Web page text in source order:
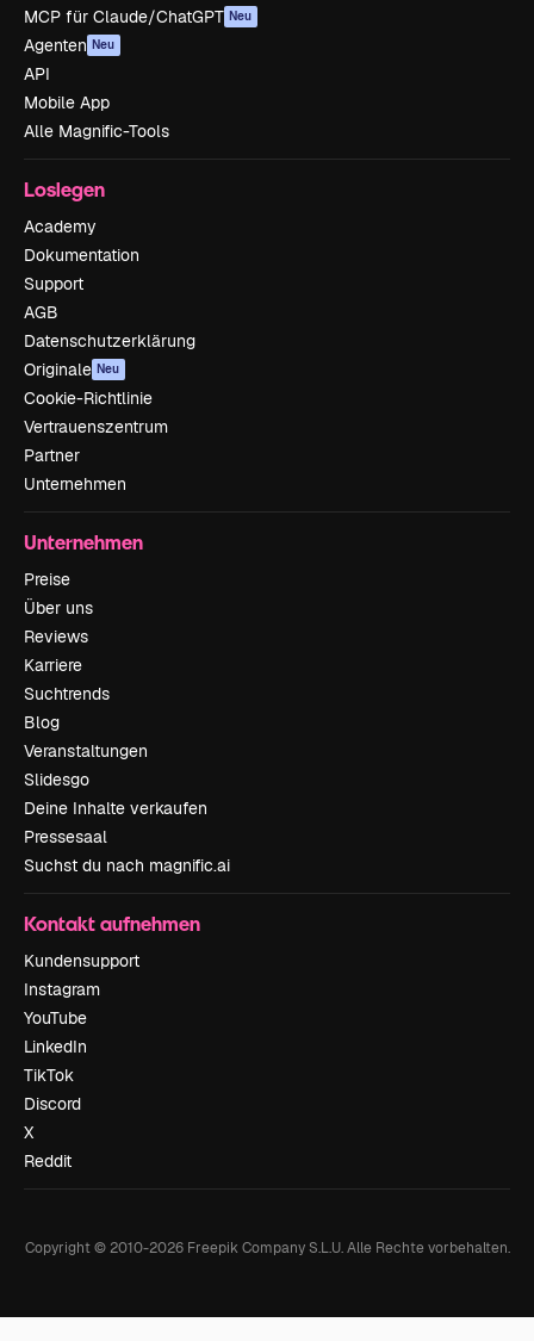
MCP für Claude/ChatGPT Neu
Agenten Neu
API
Mobile App
Alle Magnific-Tools
Loslegen
Academy
Dokumentation
Support
AGB
Datenschutzerklärung
Originale Neu
Cookie-Richtlinie
Vertrauenszentrum
Partner
Unternehmen
Unternehmen
Preise
Über uns
Reviews
Karriere
Suchtrends
Blog
Veranstaltungen
Slidesgo
Deine Inhalte verkaufen
Pressesaal
Suchst du nach magnific.ai
Kontakt aufnehmen
Kundensupport
Instagram
YouTube
LinkedIn
TikTok
Discord
X
Reddit
Copyright © 2010-2026Freepik Company S.L.U. Alle Rechte vorbehalten.